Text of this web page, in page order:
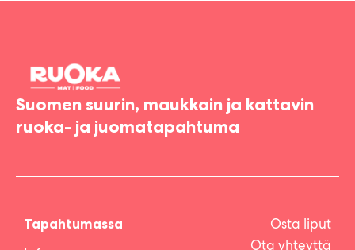
Suomen suurin, maukkain ja kattavin
ruoka- ja juomatapahtuma
Tapahtumassa
Osta liput
Ota yhteyttä